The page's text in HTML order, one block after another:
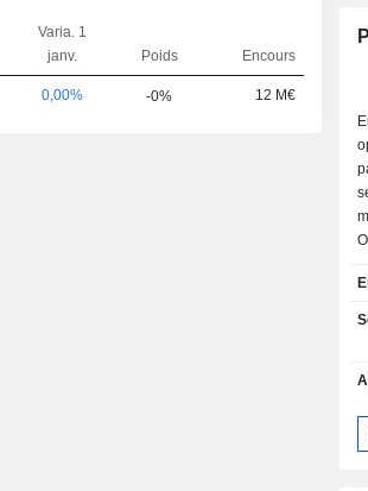
Varia. 1
janv.
Poids Encours
0,00% -0% 12 M€